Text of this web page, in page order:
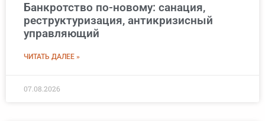
Банкротство по-новому: санация,
реструктуризация, антикризисный
управляющий
ЧИТАТЬ ДАЛЕЕ »
07.08.2026